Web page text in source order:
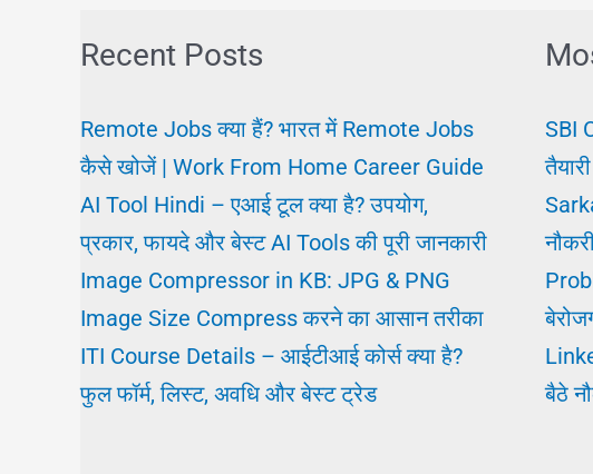
पहनना
वैज्ञानिक
दृष्टि
में
कलर
प्रभाव
Recent Posts
Remote Jobs क्या हैं? भारत में Remote Jobs
कैसे खोजें | Work From Home Career Guide
AI Tool Hindi – एआई टूल क्या है? उपयोग,
प्रकार, फायदे और बेस्ट AI Tools की पूरी जानकारी
Image Compressor in KB: JPG & PNG
Image Size Compress करने का आसान तरीका
ITI Course Details – आईटीआई कोर्स क्या है?
फुल फॉर्म, लिस्ट, अवधि और बेस्ट ट्रेड
SBI
बैठे